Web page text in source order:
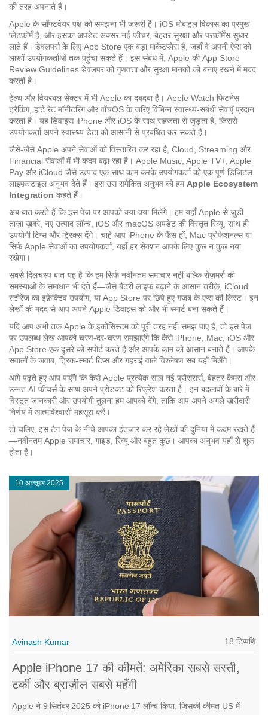
की तरह अपनाते हैं।
Apple के सॉफ्टवेयर पक्ष को समझना भी जरूरी है। iOS मोबाइल विकास का प्रमुख
प्लेटफ़ॉर्म है, और इसका अपडेट अक्सर नई फीचर, बेहतर सुरक्षा और परफ़ॉर्मेंस सुधार
लाते हैं। डेवलपर्स के लिए App Store एक बड़ा मार्केटप्लेस है, जहाँ वे अपनी ऐप्स को
लाखों उपयोगकर्ताओं तक पहुंचा सकते हैं। इस संबंध में, Apple कीApp Store
Review Guidelines डेवलपर को गुणवत्ता और सुरक्षा मानकों को बनाए रखने में मदद
करती है।
हेल्थ और वियरबल सेक्टर में भी Apple का दबदबा है। Apple Watch फिटनेस
ट्रैकिंग, हार्ट रेट मॉनीटरिंग और वॉचOS के जरिए विभिन्न स्वास्थ्य‑संबंधी सेवाएँ प्रदान
करता है। यह डिवाइस iPhone और iOS के साथ सहजता से जुड़ता है, जिससे
उपयोगकर्ता अपने स्वास्थ्य डेटा को आसानी से प्रबंधित कर सकते हैं।
जैसे-जैसे Apple अपने सेवाओं को विस्तारित कर रहा है, Cloud, Streaming और
Financial सेवाओं में भी कदम बढ़ा रहा है। Apple Music Apple TV+ Apple
Pay और iCloud जैसे उत्पाद एक साथ काम करके उपयोगकर्ता को एक पूर्ण डिजिटल
लाइफ़स्टाइल अनुभव देते हैं। इस उस समेकित अनुभव को हम Apple Ecosystem
Integration कहते हैं।
अब बात करते हैं कि इस पेज पर आपको क्या‑क्या मिलेंगे। हम यहाँ Apple से जुड़ी
ताज़ा ख़बरे, नए उत्पाद लॉन्च, iOS और macOS अपडेट की विस्तृत रिव्यू, साथ ही
उपयोगी टिप्स और ट्रिक्स देंगे। चाहे आप iPhone के फैंस हों, Mac प्रोफेशनल्स या
सिर्फ Apple सेवाओं का उपयोगकर्ता, यहाँ हर सेक्शन आपके लिए कुछ न कुछ नया
रखेगा।
सबसे दिलचस्प बात यह है कि हम सिर्फ नवीनतम समाचार नहीं बल्कि रोज़मर्रा की
समस्याओं के समाधान भी देते हैं—जैसे बैटरी लाइफ बढ़ाने के आसान तरीके, iCloud
स्टोरेज का इफ़ेक्टिव उपयोग, या App Store पर छिपे हुए ग़ज़ब के एप्स की लिस्ट। इन
लेखों की मदद से आप अपने Apple डिवाइस को और भी स्मार्ट बना सकते हैं।
यदि आप अभी तक Apple के इकोसिस्टम को पूरी तरह नहीं समझ पाए हैं, तो इस पेज
पर उपलब्ध लेख आपको चरण‑दर‑चरण समझाएंगे कि कैसे iPhone, Mac, iOS और
App Store एक दूसरे को सपोर्ट करते हैं और आपके काम को आसान बनाते हैं। आपके
सवालों के जवाब, ट्रिक‑स्मार्ट टिप्स और गहराई वाले विश्लेषण सब यहाँ मिलेंगे।
आगे पढ़ते हुए आप पाएँगे कि कैसे Apple प्रत्येक साल नई प्रोसेसर्स, बेहतर कैमरा और
उन्नत AI फीचर्स के साथ अपने प्रोडक्ट को रिफ्रेश करता है। इन बदलावों के बारे में
विस्तृत जानकारी और उपयोगी तुलना हम आपको देंगे, ताकि आप अपने अगले खरीदारी
निर्णय में आत्मविश्वासी महसूस करें।
तो चलिए, इस टैग पेज के नीचे आपका इंतजार कर रहे लेखों की दुनिया में कदम रखते हैं
—नवीनतम Apple समाचार, गाइड, रिव्यू और बहुत कुछ। आपका अनुभव यहाँ से शुरू
होता है।
10 अक्तूबर 2025
Avinash Kumar 18 टिप्पणि
Apple iPhone 17 की कीमतें: अमेरिका सबसे सस्ती,
टर्की और ब्राज़ील सबसे महँगी
Apple ने 9 सितंबर 2025 को iPhone 17 लॉन्च किया, जिसकी कीमत US में